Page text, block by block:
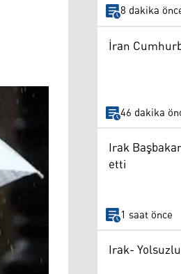
8 dakika
İran
46 dakika
Irak
etti
1 saat önce
Irak-